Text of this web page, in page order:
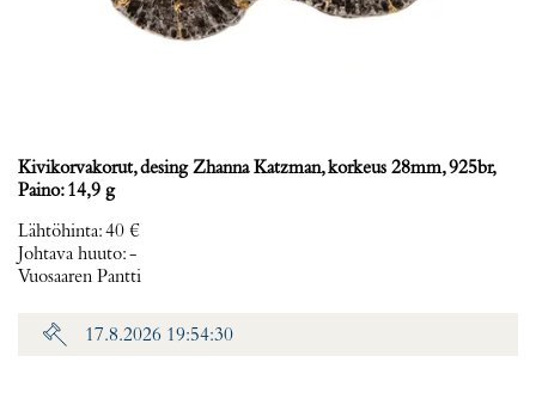
Kivikorvakorut, desing Zhanna Katzman, korkeus 28mm, 925br,
Paino: 14,9 g
Lähtöhinta:40 €
Johtava huuto:-
Vuosaaren Pantti
17.8.2026 19:54:30